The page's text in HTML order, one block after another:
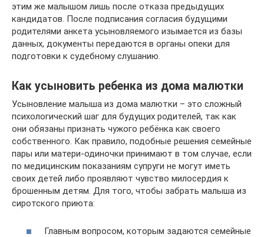
этим же малышом лишь после отказа предыдущих
кандидатов. После подписания согласия будущими
родителями анкета усыновляемого изымается из базы
данных, документы передаются в органы опеки для
подготовки к судебному слушанию.
Как усыновить ребенка из дома малютки
Усыновление малыша из дома малютки – это сложный
психологический шаг для будущих родителей, так как
они обязаны признать чужого ребёнка как своего
собственного. Как правило, подобные решения семейные
пары или матери-одиночки принимают в том случае, если
по медицинским показаниям супруги не могут иметь
своих детей либо проявляют чувство милосердия к
брошенным детям. Для того, чтобы забрать малыша из
сиротского приюта:
Главным вопросом, которым задаются семейные